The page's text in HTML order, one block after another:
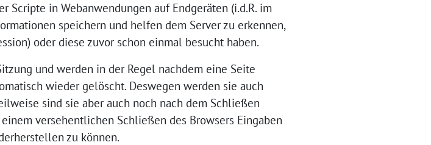
Scripte in Webanwendungen auf Endgeräten (i.d.R. im
speichern und helfen dem Server zu erkennen,
oder diese zuvor schon einmal besucht haben.
und werden in der Regel nachdem eine Seite
wieder gelöscht. Deswegen werden sie auch
sind sie aber auch noch nach dem Schließen
versehentlichen Schließen des Browsers Eingaben
zu können.